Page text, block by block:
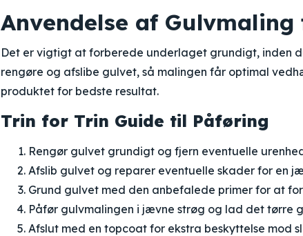
Anvendelse af Gulvmaling
Det er vigtigt at forberede underlaget grundigt, inden
rengøre og afslibe gulvet, så malingen får optimal
produktet for bedste resultat.
Trin for Trin Guide til Påføring
Rengør gulvet grundigt og fjern eventuelle
Afslib gulvet og reparer eventuelle skader for en
Grund gulvet med den anbefalede primer for at
Påfør gulvmalingen i jævne strøg og lad det tørre
Afslut med en topcoat for ekstra beskyttelse mod